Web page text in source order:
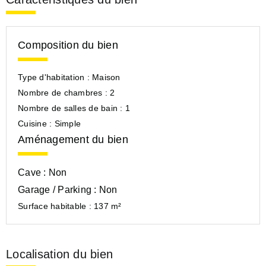
Composition du bien
Type d'habitation : Maison
Nombre de chambres : 2
Nombre de salles de bain : 1
Cuisine : Simple
Aménagement du bien
Cave : Non
Garage / Parking : Non
Surface habitable : 137 m²
Localisation du bien